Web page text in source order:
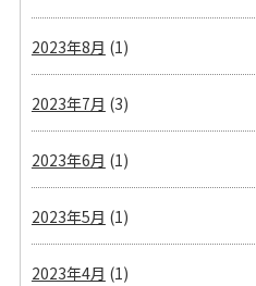
2023年8月 (1)
2023年7月 (3)
2023年6月 (1)
2023年5月 (1)
2023年4月 (1)